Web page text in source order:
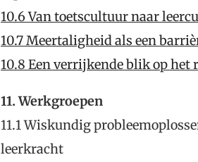
10.6 Van toetscultuur naar
10.7 Meertaligheid als een
10.8 Een verrijkende blik op
11. Werkgroepen
11.1 Wiskundig
leerkracht